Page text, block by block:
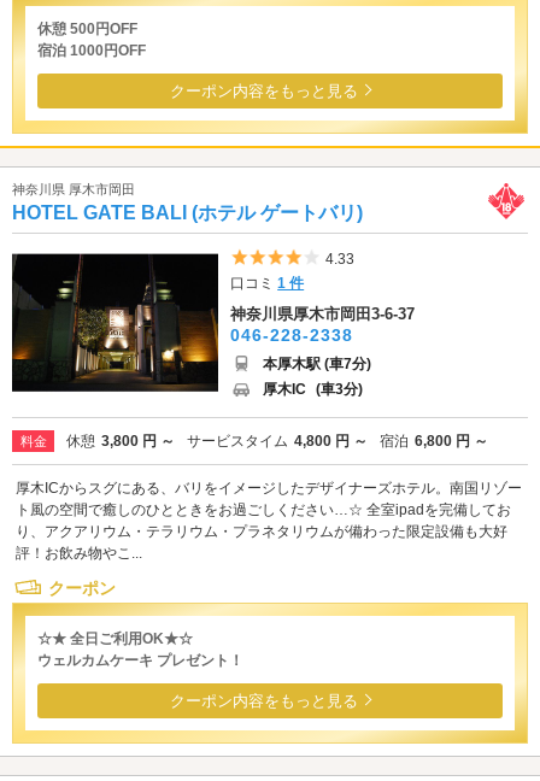
休憩 500円OFF
宿泊 1000円OFF
クーポン内容をもっと見る
神奈川県 厚木市岡田
HOTEL GATE BALI (ホテル ゲートバリ)
5つ星のうち4
4.33
口コミ1 件
神奈川県厚木市岡田3-6-37
046-228-2338
本厚木駅 (車7分)
厚木IC (車3分)
料金 休憩 3,800 円 ～ サービスタイム 4,800 円 ～ 宿泊 6,800 円 ～
厚木ICからスグにある、バリをイメージしたデザイナーズホテル。南国リゾー
ト風の空間で癒しのひとときをお過ごしください…☆ 全室ipadを完備してお
り、アクアリウム・テラリウム・プラネタリウムが備わった限定設備も大好
評！お飲み物やこ...
クーポン
☆★ 全日ご利用OK★☆
ウェルカムケーキ プレゼント！
クーポン内容をもっと見る